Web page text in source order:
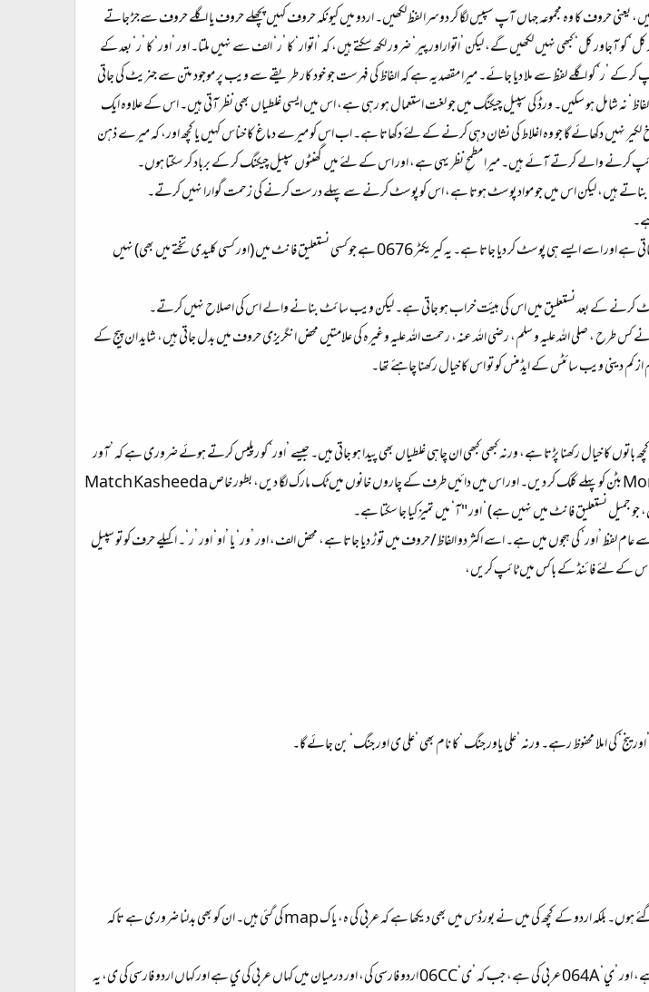
یعنی حروف کا وہ مجموعہ جہاں آپ سپیس لگا کر دوسرا لفظ لکھیں۔ اردو میں کیونکہ حروف کہیں پچھلے حروف یا اگلے حروف سےجڑ جاتے
کل‘ کبھی نہیں لکھیں گے، لیکن ’اتواراورپیر‘ ضرور لکھ سکتے ہیں، کہ ’اتوار‘ کا ’ر‘ الف سے نہیں ملتا۔ اور ’اور‘ کا ’ر‘ بعد کے
کے ’ر‘ کو اگلے لفظ سے ملا دیا جائے۔ میرا مقصد یہ ہے کہ الفاظ کی فہرست جو خود کار طریقے سے ویب پر موجود متن سے جنریٹ کی جاتی
نہ شامل ہو سکیں۔ ورڈ کی سپیل چیکنگ میں جو لغت استعمال ہو رہی ہے، اس میں ایسی غلطیاں بھی نظر آتی ہیں۔ اس کے علاوہ ایک
لکیر نہیں دکھائے گا جو وہ اغلاط کی نشان دہی کرنے کے لئے دکھاتا ہے۔ اب اس کو میرے دماغ کا خناس کہیں یا کچھ اور، کہ میرے ذہن
بناتے ہیں، لیکن اس میں جو مواد پوسٹ ہوتا ہے، اس کو پوسٹ کرنے سے پہلے درست کرنے کی زحمت گوارا نہیں کرتے۔
‘ میں بدل جاتی ہے اور اسے ایسے ہی پوسٹ کر دیا جاتا ہے۔ یہ کیریکٹر 0676 ہے جو کسی نستعلیق فانٹ میں (اور کسی کلیدی تختے میں بھی) نہیں
طرح ، صلی اللہ علیہ و سلم، رضی اللہ عنہ، رحمت اللہ علیہ وغیرہ کی علامتیں محض انگریزی حروف میں بدل جاتی ہیں، شاید ان پیج کے
باتوں کا خیال رکھنا پڑتا ہے، ورنہ کبھی کبھی ان چاہی غلطیاں بھی پیدا ہو جاتی ہیں۔ جیسے ’اور‘ کو رپلیس کرتے ہوئے ضروری ہے کہ ’آور
’اور‘ کی ہجوں میں ہے۔ اسے اکثر دو الفاظ/حروف میں توڑ دیا جاتا ہے، محض الف، اور ’ور‘ یا ’او‘ اور ’ر‘۔ اکیلے حرف کو تو سپیل
اس کے لئے فائنڈ کے باکس میں ٹائپ کریں،
کی املا محفوظ رہے۔ ورنہ ’علی یاور جنگ ‘کا نام بھی ’علی ی اور جنگ‘ بن جائے گا۔
مواد دینی نوعیت کاہو تو اس میں احتمال ہوتا ہے کہ اردو کی جگہ عربی حروف استعمال کئے گئے ہوں۔ بلکہ اردو کے کچھ کی میں نے بورڈس میں بھی دیکھا ہے کہ عربی کی ہ، یا ک map کی گئی ہیں۔ ان کو بھی بدلنا ضروری ہے تاکہ
06A9اردو کا کاف ہوتا ہے۔ اگر کسی نے 0643 کا استعمال کیا ہے، تو یہ عربی والا ہے، اور ’ي‘064A عربی کی ہے، جب کہ ’ی‘06CC اردو فارسی کی، اور درمیان میں کہاں عربی کی ي ہے اور کہاں اردو فارسی کی ی، یہ